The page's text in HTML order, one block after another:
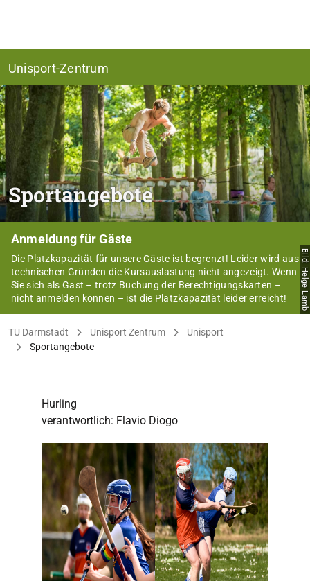
Unisport-Zentrum
Sportangebote
Anmeldung für Gäste
Die Platzkapazität für unsere Gäste ist begrenzt! Leider wird aus
technischen Gründen die Kursauslastung nicht angezeigt. Wenn
Sie sich als Gast – trotz Buchung der Berechtigungskarten –
nicht anmelden können – ist die Platzkapazität leider erreicht!
Bild: Helge Lamb
Sie befinden sich hier:
TU Darmstadt Unisport Zentrum
Unisport
Sportangebote
Hurling
verantwortlich: Flavio Diogo